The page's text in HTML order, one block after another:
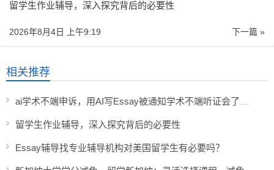
留学生作业辅导，深入探究背后的必要性
下一篇 »
2026年8月4日 上午9:19
相关推荐
ai学术不端申诉，用AI写Essay被通知学术不端听证会了怎么办？
留学生作业辅导，深入探究背后的必要性
Essay辅导找专业辅导机构对美国留学生有必要吗？